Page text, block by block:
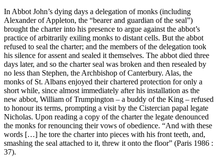
In Abbot John’s dying days a delegation of monks (including
Alexander of Appleton, the “bearer and guardian of the seal”)
brought the charter into his presence to argue against the abbot’s
practice of arbitrarily exiling monks to distant cells. But the abbot
refused to seal the charter; and the members of the delegation took
his silence for assent and sealed it themselves. The abbot died three
days later, and so the charter seal was broken and then resealed by
no less than Stephen, the Archbishop of Canterbury. Alas, the
monks of St. Albans enjoyed their chartered protection for only a
short while, since almost immediately after his installation as the
new abbot, William of Trumpington – a buddy of the King – refused
to honour its terms, prompting a visit by the Cistercian papal legate
Nicholas. Upon reading a copy of the charter the legate denounced
the monks for renouncing their vows of obedience. “And with these
words […] he tore the charter into pieces with his front teeth, and,
smashing the seal attached to it, threw it onto the floor” (Paris 1986 :
37).